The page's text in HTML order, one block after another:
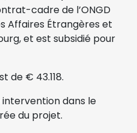
cadre de l’ONGD
Affaires Étrangères et
et est subsidié pour
de € 43.118.
intervention dans le
du projet.